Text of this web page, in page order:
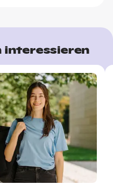
interessieren